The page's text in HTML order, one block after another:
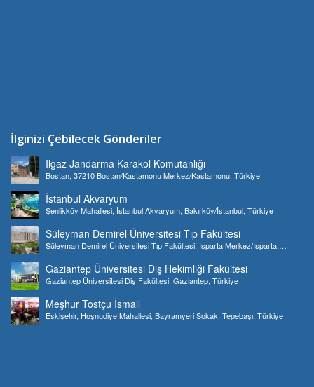
İlginizi Çebilecek Gönderiler
Ilgaz Jandarma Karakol Komutanlığı
Bostan, 37210 Bostan/Kastamonu Merkez/Kastamonu, Türkiye
İstanbul Akvaryum
Şenlikköy Mahallesi, İstanbul Akvaryum, Bakırköy/İstanbul, Türkiye
Süleyman Demirel Üniversitesi Tıp Fakültesi
Süleyman Demirel Üniversitesi Tıp Fakültesi, Isparta Merkez/Isparta,
Gaziantep Üniversitesi Diş Hekimliği Fakültesi
Gaziantep Üniversitesi Diş Fakültesi, Gaziantep, Türkiye
Meşhur Tostçu İsmail
Eskişehir, Hoşnudiye Mahallesi, Bayramyeri Sokak, Tepebaşı, Türkiye